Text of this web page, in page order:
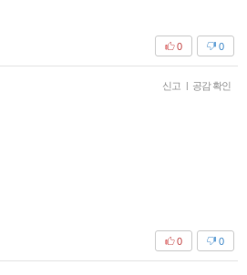
0
0
신고 | 공감 확인
0
0